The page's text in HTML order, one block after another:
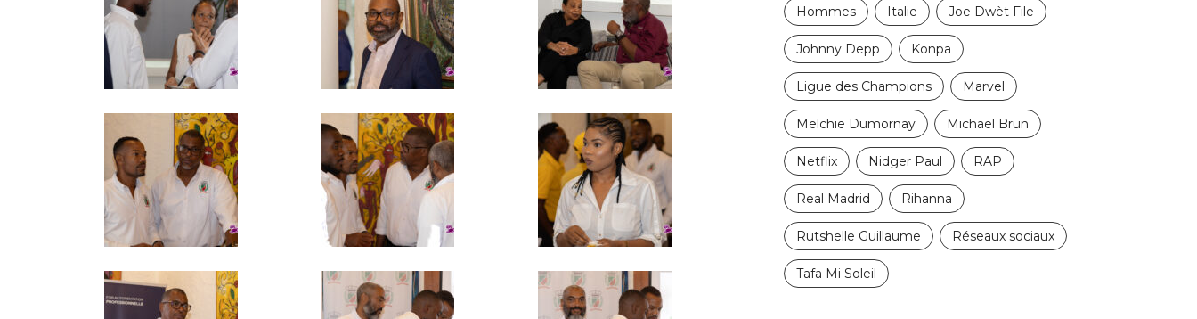
Hommes Italie Joe Dwèt File
Johnny Depp Konpa
Ligue des Champions Marvel
Melchie Dumornay Michaël Brun
Netflix Nidger Paul RAP
Real Madrid Rihanna
Rutshelle Guillaume Réseaux sociaux
Tafa Mi Soleil